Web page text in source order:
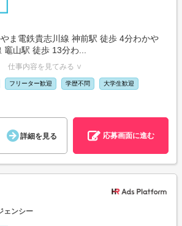
ま電鉄貴志川線 神前駅 徒歩 4分わかや
竈山駅 徒歩 13分わ...
仕事内容を見てみる ∨
フリーター歓迎 学歴不問 大学生歓迎
詳細を見る 応募画面に進む
ェンシー